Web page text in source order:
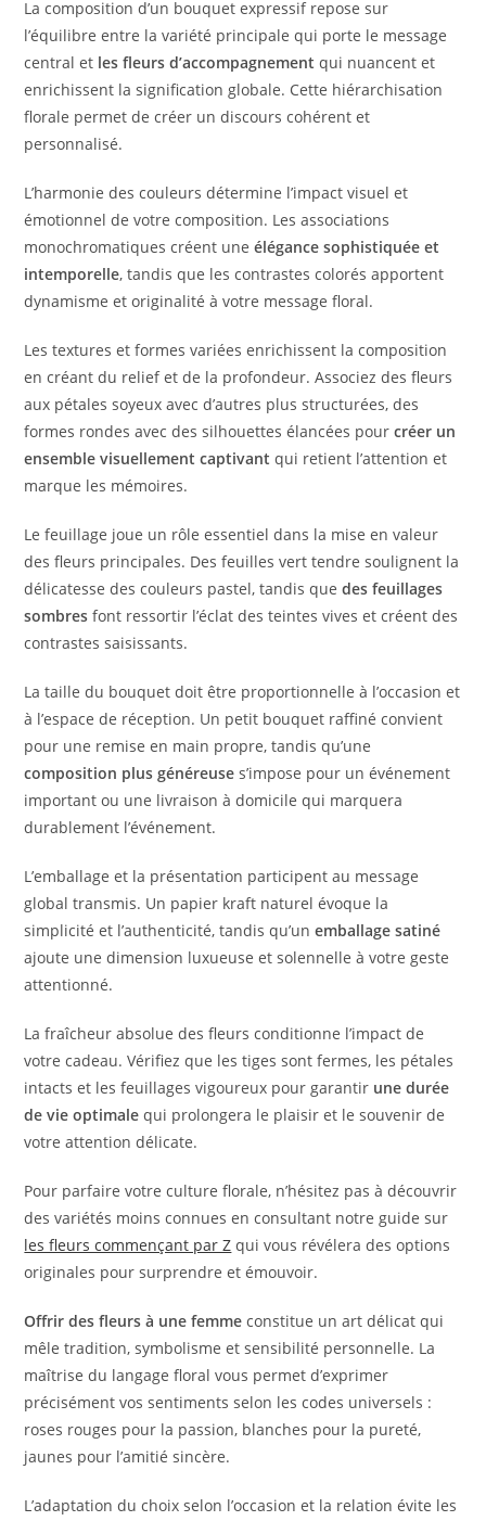
La composition d’un bouquet expressif repose sur
l’équilibre entre la variété principale qui porte le message
central et les fleurs d’accompagnement qui nuancent et
enrichissent la signification globale. Cette hiérarchisation
florale permet de créer un discours cohérent et
personnalisé.
L’harmonie des couleurs détermine l’impact visuel et
émotionnel de votre composition. Les associations
monochromatiques créent uneélégance sophistiquée et
intemporelle, tandis que les contrastes colorés apportent
dynamisme et originalité à votre message floral.
Les textures et formes variées enrichissent la composition
en créant du relief et de la profondeur. Associez des fleurs
aux pétales soyeux avec d’autres plus structurées, des
formes rondes avec des silhouettes élancées pourcréer un
ensemble visuellement captivant qui retient l’attention et
marque les mémoires.
Le feuillage joue un rôle essentiel dans la mise en valeur
des fleurs principales. Des feuilles vert tendre soulignent la
délicatesse des couleurs pastel, tandis quedes feuillages
sombres font ressortir l’éclat des teintes vives et créent des
contrastes saisissants.
La taille du bouquet doit être proportionnelle à l’occasion et
à l’espace de réception. Un petit bouquet raffiné convient
pour une remise en main propre, tandis qu’une
composition plus généreuse s’impose pour un événement
important ou une livraison à domicile qui marquera
durablement l’événement.
L’emballage et la présentation participent au message
global transmis. Un papier kraft naturel évoque la
simplicité et l’authenticité, tandis qu’unemballage satiné
ajoute une dimension luxueuse et solennelle à votre geste
attentionné.
La fraîcheur absolue des fleurs conditionne l’impact de
votre cadeau. Vérifiez que les tiges sont fermes, les pétales
intacts et les feuillages vigoureux pour garantir une durée
de vie optimale qui prolongera le plaisir et le souvenir de
votre attention délicate.
Pour parfaire votre culture florale, n’hésitez pas à découvrir
des variétés moins connues en consultant notre guide sur
les fleurs commençant par Z qui vous révélera des options
originales pour surprendre et émouvoir.
Offrir des fleurs à une femme constitue un art délicat qui
mêle tradition, symbolisme et sensibilité personnelle. La
maîtrise du langage floral vous permet d’exprimer
précisément vos sentiments selon les codes universels :
roses rouges pour la passion, blanches pour la pureté,
jaunes pour l’amitié sincère.
L’adaptation du choix selon l’occasion et la relation évite les